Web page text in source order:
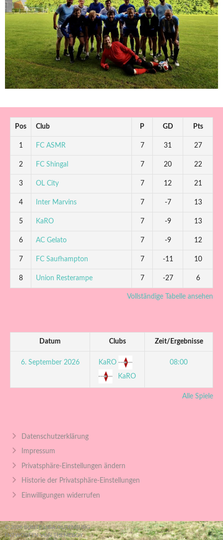
Pos Club P GD Pts
1 FC ASMR 7 31 27
2 FC Shingal 7 20 22
3 OL City 7 12 21
4 Inter Marvins 7 -7 13
5 KaRO 7 -9 13
6 AC Gelato 7 -9 12
7 FC Saufhampton 7 -11 10
8 Union Resterampe 7 -27 6
Vollständige Tabelle ansehen
Datum Clubs Zeit/Ergebnisse
6. September 2026
KaRO
KaRO
08:00
Alle Spiele
Datenschutzerklärung
Impressum
Privatsphäre-Einstellungen ändern
Historie der Privatsphäre-Einstellungen
Einwilligungen widerrufen
© 2026 BUNTE LIGA OLDENBURG
ENTWORFEN VON THEMEBOY